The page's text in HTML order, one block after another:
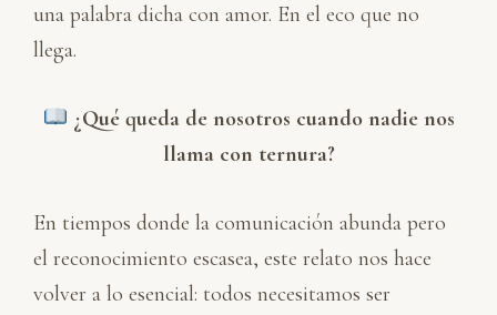
una palabra dicha con amor. En el eco que no
llega.
¿Qué queda de nosotros cuando nadie nos
llama con ternura?
En tiempos donde la comunicación abunda pero
el reconocimiento escasea, este relato nos hace
volver a lo esencial: todos necesitamos ser